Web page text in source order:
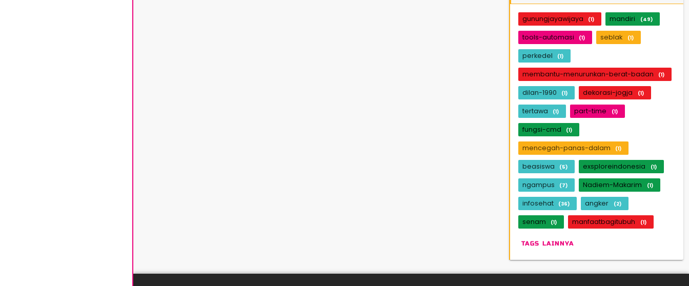
gunungjayawijaya (1) mandiri (49)
tools-automasi (1) seblak (1)
perkedel (1)
membantu-menurunkan-berat-badan (1)
dilan-1990 (1) dekorasi-jogja (1)
tertawa (1) part-time (1)
fungsi-cmd (1)
mencegah-panas-dalam (1)
beasiswa (5) exsploreindonesia (1)
ngampus (7) Nadiem-Makarim (1)
infosehat (36) angker (2)
senam (1) manfaatbagitubuh (1)
TAGS LAINNYA